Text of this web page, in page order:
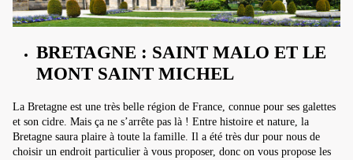
BRETAGNE : SAINT MALO ET LE
MONT SAINT MICHEL
La Bretagne est une très belle région de France, connue pour ses galettes
et son cidre. Mais ça ne s’arrête pas là ! Entre histoire et nature, la
Bretagne saura plaire à toute la famille. Il a été très dur pour nous de
choisir un endroit particulier à vous proposer, donc on vous propose les